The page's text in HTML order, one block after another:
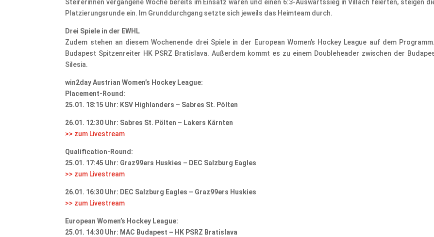
Steirerinnen vergangene Woche bereits im Einsatz waren und einen 6:3-Auswärtssieg in Villach feierten, steigen
Platzierungsrunde ein. Im Grunddurchgang setzte sich jeweils das Heimteam durch.
Drei Spiele in der EWHL
Zudem stehen an diesem Wochenende drei Spiele in der European Women’s Hockey League auf dem
Budapest Spitzenreiter HK PSRZ Bratislava. Außerdem kommt es zu einem Doubleheader zwischen der
Silesia.
win2day Austrian Women’s Hockey League:
Placement-Round:
25.01. 18:15 Uhr: KSV Highlanders – Sabres St. Pölten
26.01. 12:30 Uhr: Sabres St. Pölten – Lakers Kärnten
>> zum Livestream
Qualification-Round:
25.01. 17:45 Uhr: Graz99ers Huskies – DEC Salzburg Eagles
>> zum Livestream
26.01. 16:30 Uhr: DEC Salzburg Eagles – Graz99ers Huskies
>> zum Livestream
European Women’s Hockey League:
25.01. 14:30 Uhr: MAC Budapest – HK PSRZ Bratislava